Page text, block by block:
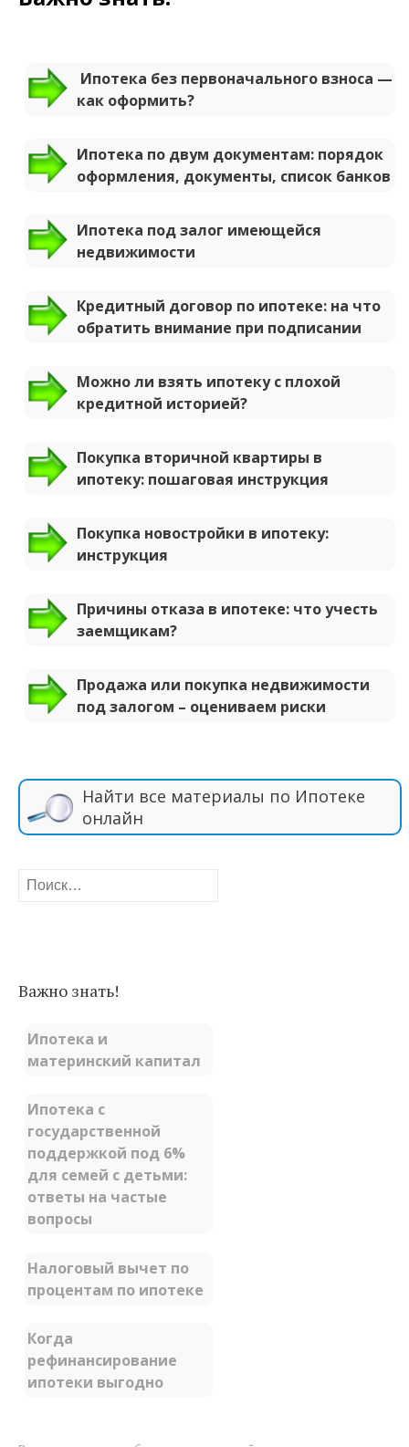
Ипотека без первоначального взноса —
как оформить?
Ипотека по двум документам: порядок
оформления, документы, список банков
Ипотека под залог имеющейся
недвижимости
Кредитный договор по ипотеке: на что
обратить внимание при подписании
Можно ли взять ипотеку с плохой
кредитной историей?
Покупка вторичной квартиры в
ипотеку: пошаговая инструкция
Покупка новостройки в ипотеку:
инструкция
Причины отказа в ипотеке: что учесть
заемщикам?
Продажа или покупка недвижимости
под залогом – оцениваем риски
Найти все материалы по Ипотеке
онлайн
Найти:
Важно знать!
Ипотека и
материнский капитал
Ипотека с
государственной
поддержкой под 6%
для семей с детьми:
ответы на частые
вопросы
Налоговый вычет по
процентам по ипотеке
Когда
рефинансирование
ипотеки выгодно